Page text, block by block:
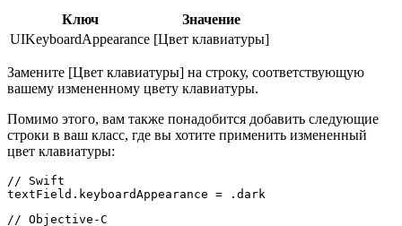
Ключ
Значение
UIKeyboardAppearance [Цвет клавиатуры]
Замените [Цвет клавиатуры] на строку, соответствующую
вашему измененному цвету клавиатуры.
Помимо этого, вам также понадобится добавить следующие
строки в ваш класс, где вы хотите применить измененный
цвет клавиатуры:
// Swift
// Objective-C